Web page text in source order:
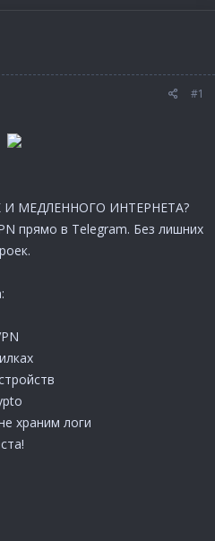
#1
МЕДЛЕННОГО ИНТЕРНЕТА?
прямо в Telegram. Без лишних
храним логи